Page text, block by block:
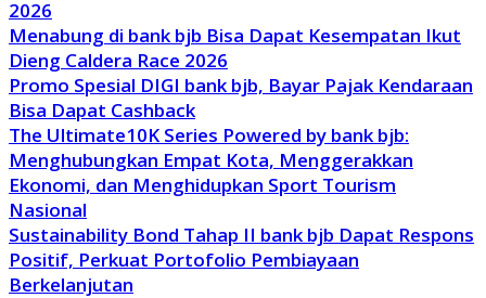
2026
Menabung di bank bjb Bisa Dapat Kesempatan Ikut
Dieng Caldera Race 2026
Promo Spesial DIGI bank bjb, Bayar Pajak Kendaraan
Bisa Dapat Cashback
The Ultimate10K Series Powered by bank bjb:
Menghubungkan Empat Kota, Menggerakkan
Ekonomi, dan Menghidupkan Sport Tourism
Nasional
Sustainability Bond Tahap II bank bjb Dapat Respons
Positif, Perkuat Portofolio Pembiayaan
Berkelanjutan